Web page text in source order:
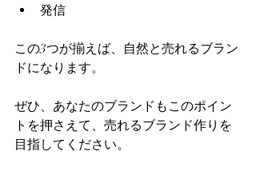
発信
この3つが揃えば、自然と売れるブラン
ドになります。
ぜひ、あなたのブランドもこのポイン
トを押さえて、売れるブランド作りを
目指してください。